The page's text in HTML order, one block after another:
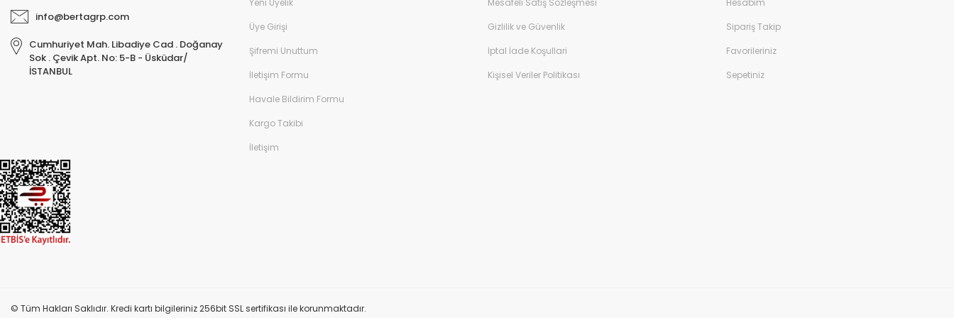
info@bertagrp.com
Cumhuriyet Mah. Libadiye Cad . Doğanay
Sok . Çevik Apt. No: 5-B - Üsküdar/
İSTANBUL
Yeni Üyelik
Üye Girişi
Şifremi Unuttum
İletişim Formu
Havale Bildirim Formu
Kargo Takibi
İletişim
Mesafeli Satış Sözleşmesi
Gizlilik ve Güvenlik
İptal İade Koşullari
Kişisel Veriler Politikası
Hesabım
Sipariş Takip
Favorileriniz
Sepetiniz
© Tüm Hakları Saklıdır. Kredi kartı bilgileriniz 256bit SSL sertifikası ile korunmaktadır.